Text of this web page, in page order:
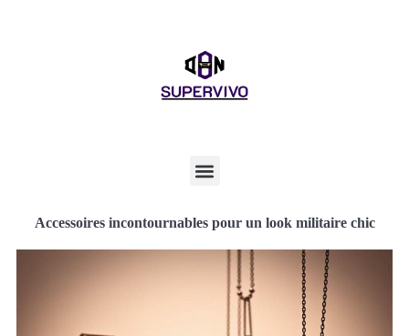
Accessoires incontournables pour un look militaire chic